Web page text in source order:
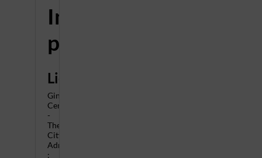
Informations
pratiques
Lieu
Gingko
Center
-
The
City
Adresse
: